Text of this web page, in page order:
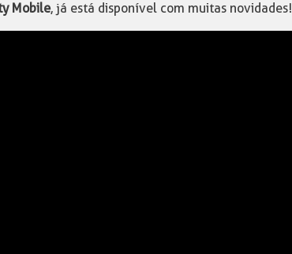
Mobile, já está disponível com muitas novidades!